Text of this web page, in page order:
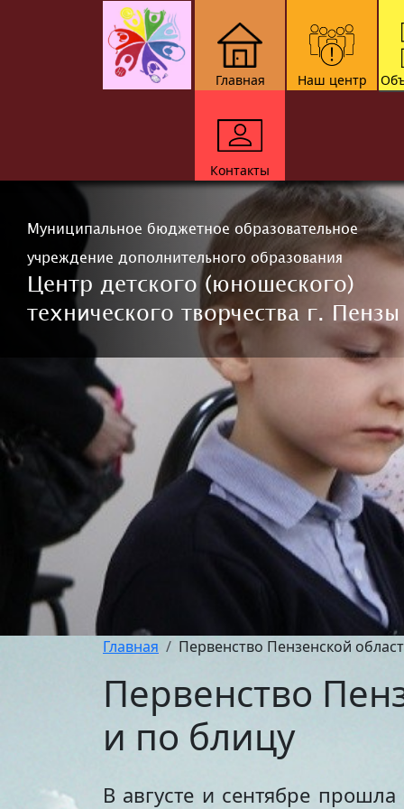
Главная Наш центр
Контакты
Муниципальное бюджетное образовательное
учреждение дополнительного образования
Центр детского (юношеского)
технического творчества г. Пензы
Главная Первенство Пензенской
Первенство
и по блицу
В августе и сентябре